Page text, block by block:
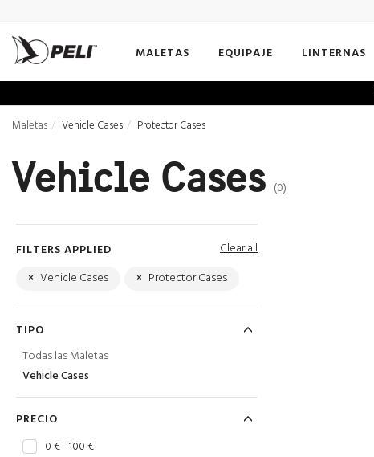
MALETAS EQUIPAJE LINTERNAS
Maletas Vehicle Cases Protector Cases
Vehicle Cases (0)
FILTERS APPLIED
Clear all
× Vehicle Cases × Protector Cases
TIPO
Todas las Maletas
Vehicle Cases
PRECIO
0 € - 100 €